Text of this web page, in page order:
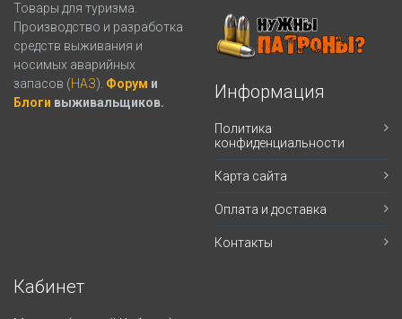
Товары для туризма.
Производство и разработка
средств выживания и
носимых аварийных
запасов (НАЗ). Форум и
Блоги выживальщиков.
Информация
Политика
конфиденциальности
Карта сайта
Оплата и доставка
Контакты
Кабинет